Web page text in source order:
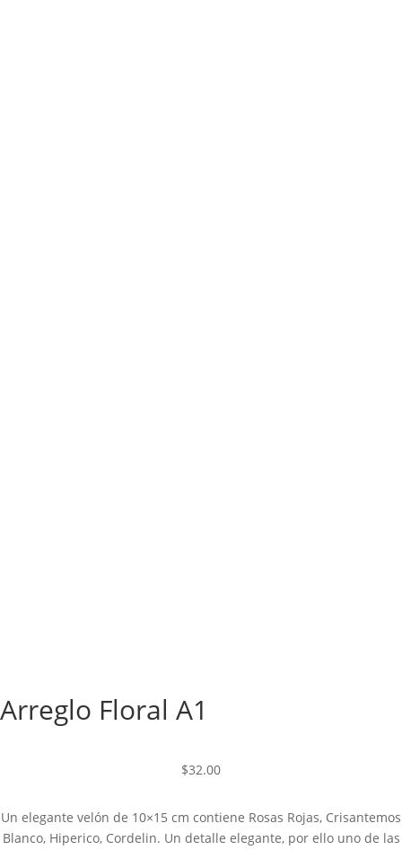
Arreglo Floral A1
$32.00
Un elegante velón de 10×15 cm contiene Rosas Rojas, Crisantemos
Blanco, Hiperico, Cordelin. Un detalle elegante, por ello uno de las